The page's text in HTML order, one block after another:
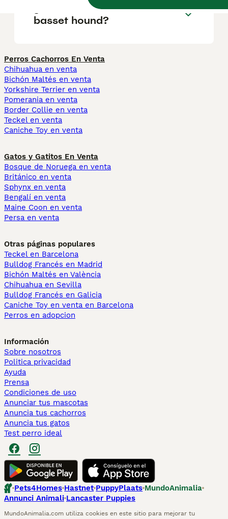
¿Cuántos años vive un
basset hound?
Perros Cachorros En Venta
Chihuahua en venta
Bichón Maltés en venta
Yorkshire Terrier en venta
Pomerania en venta
Border Collie en venta
Teckel en venta
Caniche Toy en venta
Gatos y Gatitos En Venta
Bosque de Noruega en venta
Británico en venta
Sphynx en venta
Bengalí en venta
Maine Coon en venta
Persa en venta
Otras páginas populares
Teckel en Barcelona
Bulldog Francés en Madrid
Bichón Maltés en València
Chihuahua en Sevilla
Bulldog Francés en Galicia
Caniche Toy en venta en Barcelona
Perros en adopcion
Información
Sobre nosotros
Politica privacidad
Ayuda
Prensa
Condiciones de uso
Anunciar tus mascotas
Anuncia tus cachorros
Anuncia tus gatos
Test perro ideal
Pets4Homes Hastnet PuppyPlaats MundoAnimalia
Annunci Animali Lancaster Puppies
MundoAnimalia.com utiliza cookies en este sitio para mejorar tu